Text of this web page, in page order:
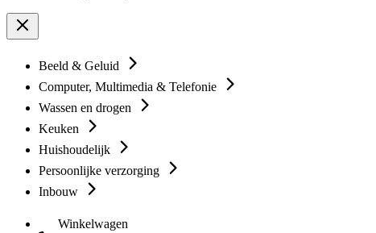
Beeld & Geluid
Computer, Multimedia & Telefonie
Wassen en drogen
Keuken
Huishoudelijk
Persoonlijke verzorging
Inbouw
Winkelwagen